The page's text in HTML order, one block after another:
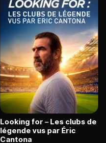
Looking for – Les clubs de
légende vus par Éric
Cantona